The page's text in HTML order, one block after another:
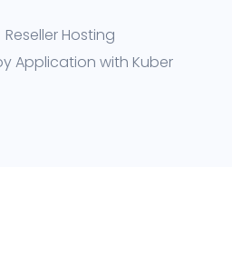
Reseller Hosting
Application with Kuber